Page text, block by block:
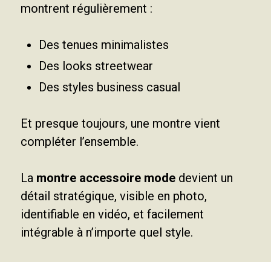
montrent régulièrement :
Des tenues minimalistes
Des looks streetwear
Des styles business casual
Et presque toujours, une montre vient
compléter l’ensemble.
La montre accessoire mode devient un
détail stratégique, visible en photo,
identifiable en vidéo, et facilement
intégrable à n’importe quel style.